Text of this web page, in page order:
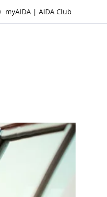
myAIDA | AIDA Club